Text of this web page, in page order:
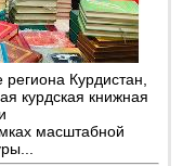
Курдистан,
курдская книжная
масштабной